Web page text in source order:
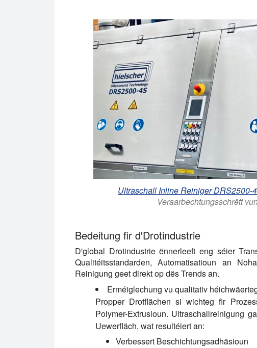
Ultraschall Inline Reiniger DRS2500-
Veraarbechtungsschrëtt
Bedeitung fir d'Drotindustrie
D'global Drotindustrie ënnerleeft eng séier
Qualitéitsstandarden, Automatisatioun an
Reinigung geet direkt op dës Trends an.
Erméiglechung vu qualitativ
Propper Drotflächen si wichteg fir
Polymer-Extrusioun. Ultraschallreinigung
Uewerfläch, wat resultéiert an:
Verbessert Beschichtungsadhäsioun